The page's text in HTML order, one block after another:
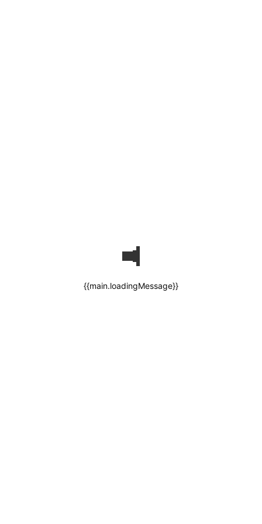
{{main.loadingMessage}}